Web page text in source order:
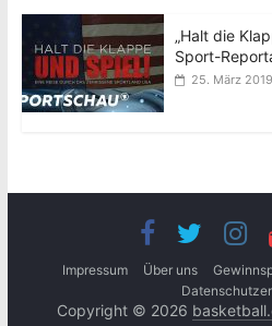
„Halt die
Sport-
25. März 2019
Impressum Über uns
Copyright © 2026